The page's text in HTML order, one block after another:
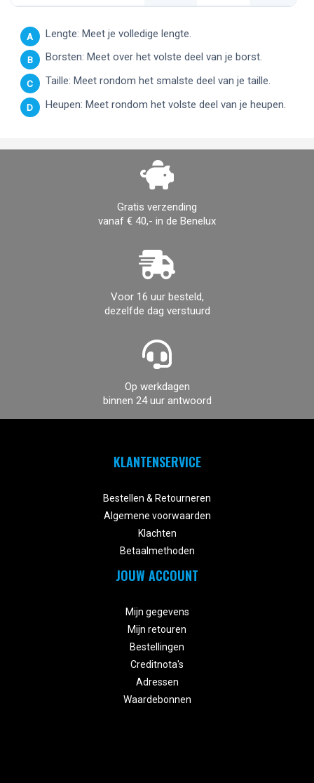
A Lengte: Meet je volledige lengte.
B Borsten: Meet over het volste deel van je borst.
C Taille: Meet rondom het smalste deel van je taille.
D Heupen: Meet rondom het volste deel van je heupen.
Gratis verzending
vanaf € 40,- in de Benelux
Voor 16 uur besteld,
dezelfde dag verstuurd
Op werkdagen
binnen 24 uur antwoord
KLANTENSERVICE
Bestellen & Retourneren
Algemene voorwaarden
Klachten
Betaalmethoden
JOUW ACCOUNT
Mijn gegevens
Mijn retouren
Bestellingen
Creditnota's
Adressen
Waardebonnen